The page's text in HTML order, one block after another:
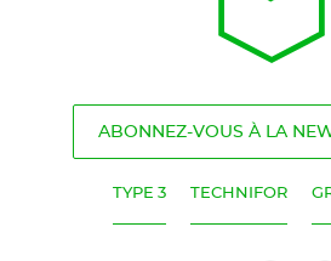
ABONNEZ-VOUS À LA
TYPE 3 TECHNIFOR